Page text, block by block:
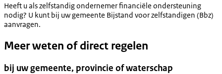
Heeft u als zelfstandig ondernemer financiële ondersteuning
nodig? U kunt bij uw gemeente Bijstand voor zelfstandigen (Bbz)
aanvragen.
Meer weten of direct regelen
bij uw gemeente, provincie of waterschap